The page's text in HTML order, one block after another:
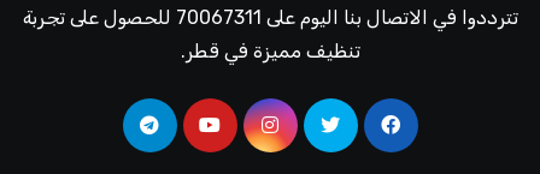
تترددوا في الاتصال بنا اليوم على 70067311 للحصول على تجربة
تنظيف مميزة في قطر.